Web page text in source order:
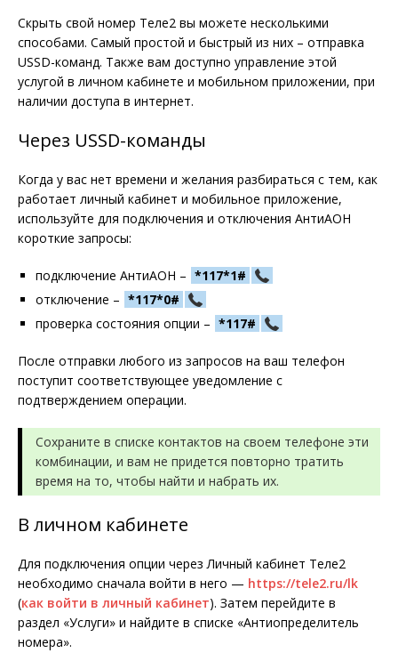
Скрыть свой номер Теле2 вы можете несколькими
способами. Самый простой и быстрый из них – отправка
USSD-команд. Также вам доступно управление этой
услугой в личном кабинете и мобильном приложении, при
наличии доступа в интернет.
Через USSD-команды
Когда у вас нет времени и желания разбираться с тем, как
работает личный кабинет и мобильное приложение,
используйте для подключения и отключения АнтиАОН
короткие запросы:
подключение АнтиАОН – *117*1#
отключение – *117*0#
проверка состояния опции – *117#
После отправки любого из запросов на ваш телефон
поступит соответствующее уведомление с
подтверждением операции.
Сохраните в списке контактов на своем телефоне эти
комбинации, и вам не придется повторно тратить
время на то, чтобы найти и набрать их.
В личном кабинете
Для подключения опции через Личный кабинет Теле2
необходимо сначала войти в него — https://tele2.ru/lk
(как войти в личный кабинет). Затем перейдите в
раздел «Услуги» и найдите в списке «Антиопределитель
номера».